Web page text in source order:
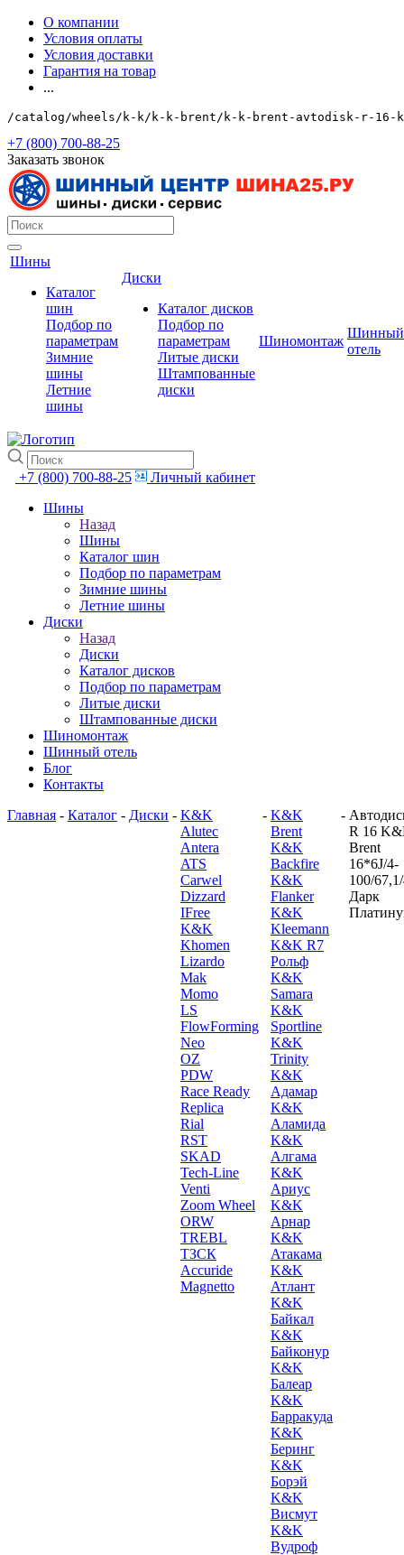
О компании
Условия оплаты
Условия доставки
Гарантия на товар
...
/catalog/wheels/k-k/k-k-brent/k-k-brent-avtodisk-r-16-
+7 (800) 700-88-25
Заказать звонок
Шины
Каталог
шин
Подбор по
параметрам
Зимние
шины
Летние
шины
Диски
Каталог дисков
Подбор по
параметрам
Литые диски
Штампованные
диски
Шиномонтаж
Шинный
отель
+7 (800) 700-88-25
Личный кабинет
Шины
Назад
Шины
Каталог шин
Подбор по параметрам
Зимние шины
Летние шины
Диски
Назад
Диски
Каталог дисков
Подбор по параметрам
Литые диски
Штампованные диски
Шиномонтаж
Шинный отель
Блог
Контакты
Главная - Каталог - Диски - K&K
Alutec
Antera
ATS
Carwel
Dizzard
IFree
K&K
Khomen
Lizardo
Mak
Momo
LS
FlowForming
Neo
OZ
PDW
Race Ready
Replica
Rial
RST
SKAD
Tech-Line
Venti
Zoom Wheel
ORW
TREBL
ТЗСК
Accuride
Magnetto
- K&K
Brent
K&K
Backfire
K&K
Flanker
K&K
Kleemann
K&K R7
Рольф
K&K
Samara
K&K
Sportline
K&K
Trinity
K&K
Адамар
K&K
Аламида
K&K
Алгама
K&K
Ариус
K&K
Арнар
K&K
Атакама
K&K
Атлант
K&K
Байкал
K&K
Байконур
K&K
Балеар
K&K
Барракуда
K&K
Беринг
K&K
Борэй
K&K
Висмут
K&K
Вудроф
-
R 16
Brent
16*6J/4-
100/
Дарк